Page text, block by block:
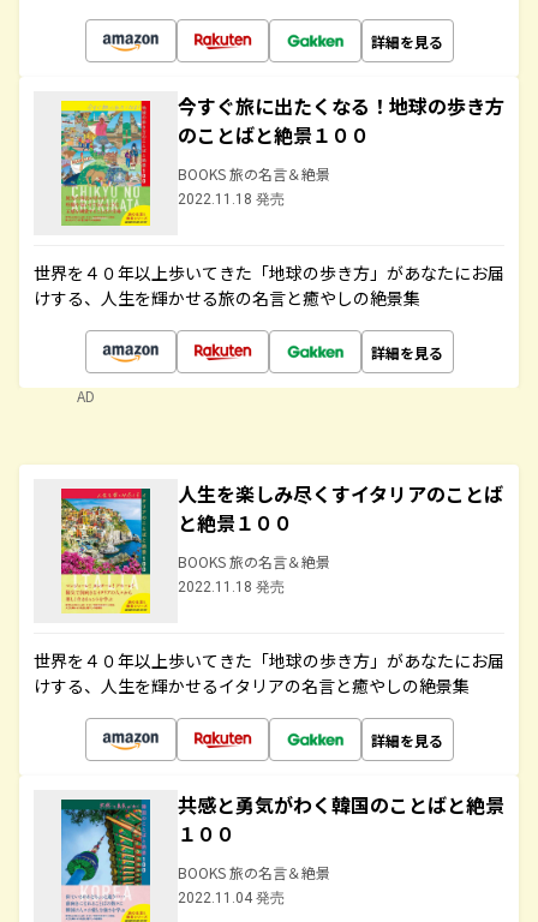
詳細を見る
今すぐ旅に出たくなる！地球の歩き方
のことばと絶景１００
BOOKS 旅の名言＆絶景
2022.11.18 発売
世界を４０年以上歩いてきた「地球の歩き方」があなたにお届
けする、人生を輝かせる旅の名言と癒やしの絶景集
詳細を見る
AD
人生を楽しみ尽くすイタリアのことば
と絶景１００
BOOKS 旅の名言＆絶景
2022.11.18 発売
世界を４０年以上歩いてきた「地球の歩き方」があなたにお届
けする、人生を輝かせるイタリアの名言と癒やしの絶景集
詳細を見る
共感と勇気がわく韓国のことばと絶景
１００
BOOKS 旅の名言＆絶景
2022.11.04 発売